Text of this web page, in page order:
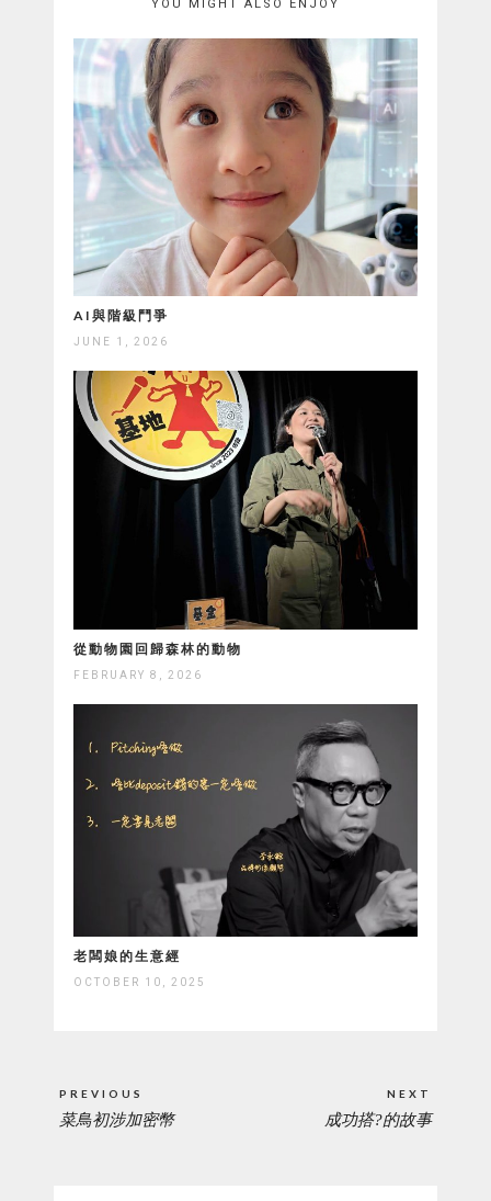
YOU MIGHT ALSO ENJOY
AI與階級鬥爭
JUNE 1, 2026
從動物園回歸森林的動物
FEBRUARY 8, 2026
老闆娘的生意經
OCTOBER 10, 2025
navigation
PREVIOUS
PREVIOUS
菜鳥初涉加密幣
NEXT
NEXT
成功搭?的故事